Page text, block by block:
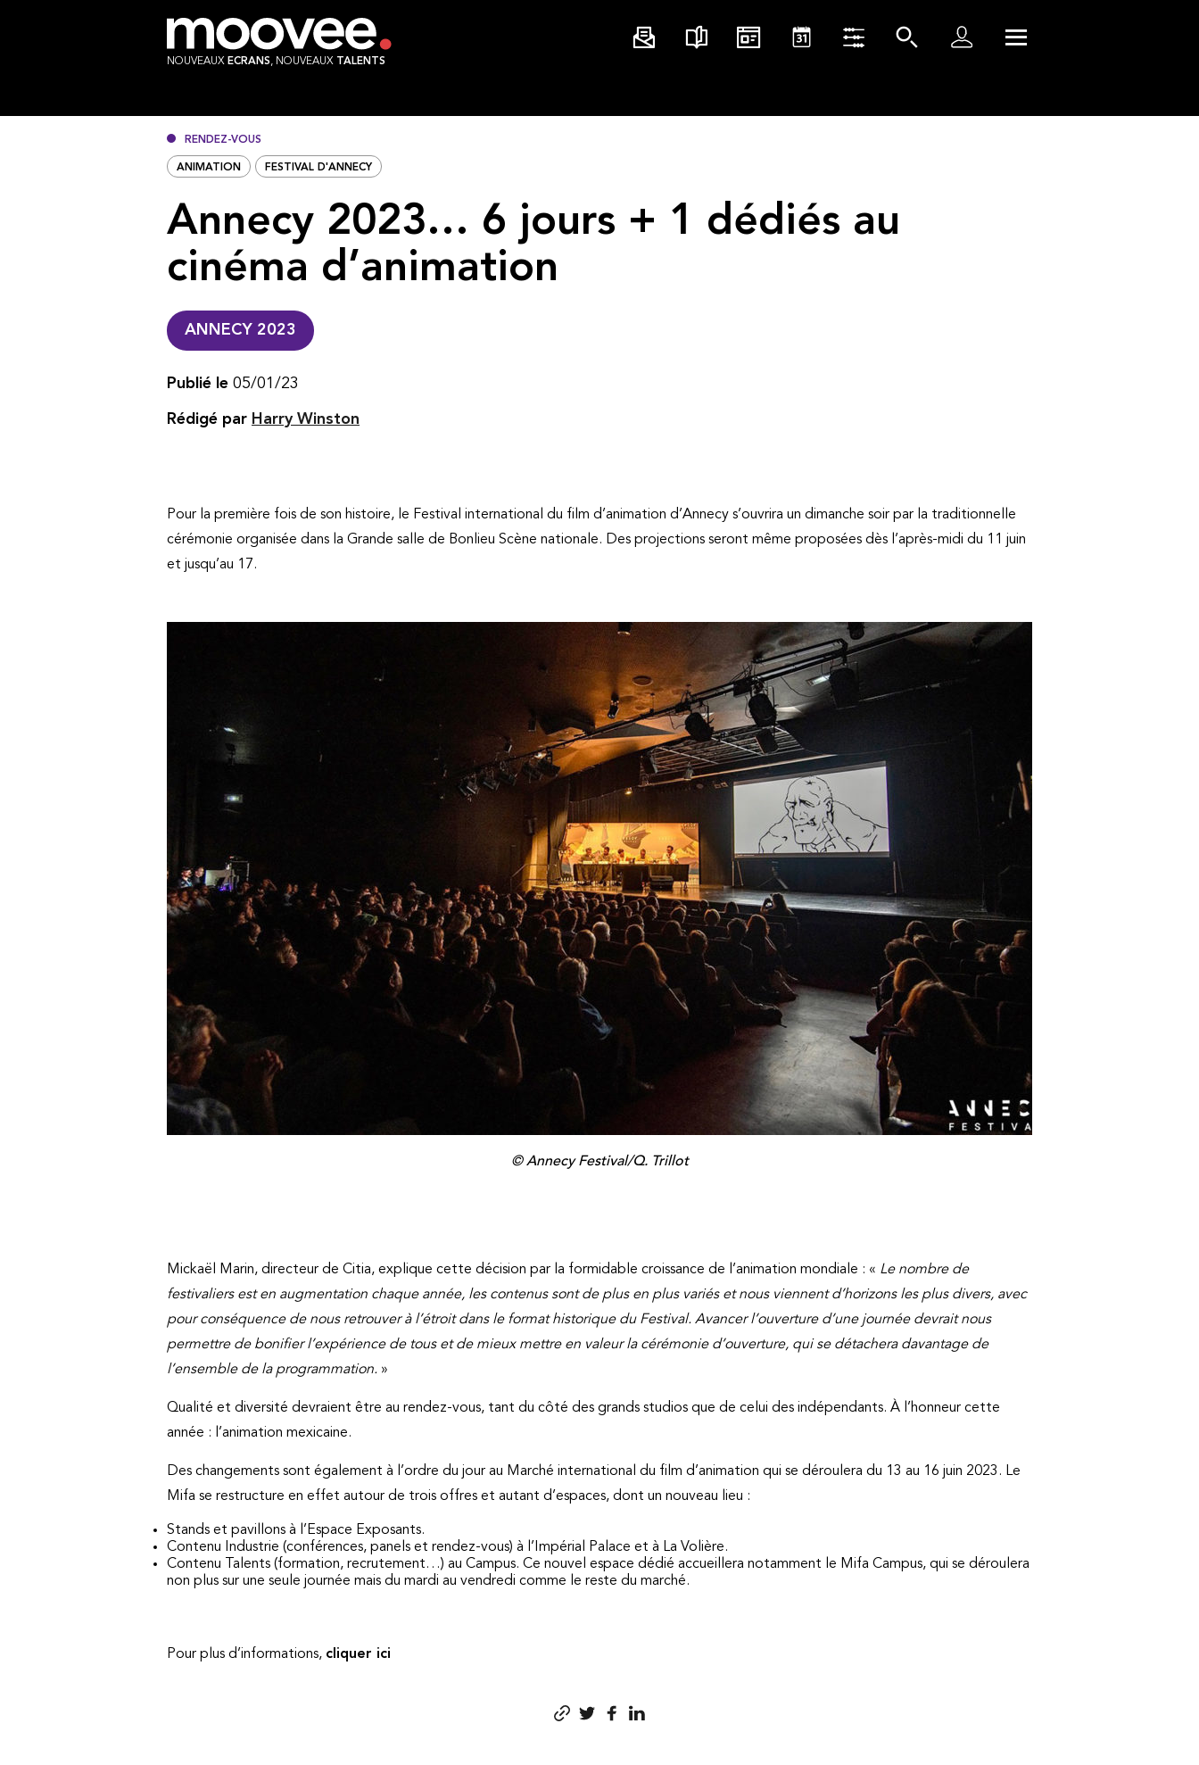
NOUVEAUX ECRANS, NOUVEAUX TALENTS
RENDEZ-VOUS
ANIMATION FESTIVAL D'ANNECY
Annecy 2023… 6 jours + 1 dédiés au
cinéma d’animation
ANNECY 2023
Publié le 05/01/23
Rédigé par Harry Winston
Pour la première fois de son histoire, le Festival international du film d’animation d’Annecy s’ouvrira un dimanche soir par la traditionnelle
cérémonie organisée dans la Grande salle de Bonlieu Scène nationale. Des projections seront même proposées dès l’après-midi du 11 juin
et jusqu’au 17.
© Annecy Festival/Q. Trillot
Mickaël Marin, directeur de Citia, explique cette décision par la formidable croissance de l’animation mondiale : « Le nombre de
festivaliers est en augmentation chaque année, les contenus sont de plus en plus variés et nous viennent d’horizons les plus divers, avec
pour conséquence de nous retrouver à l’étroit dans le format historique du Festival. Avancer l’ouverture d’une journée devrait nous
permettre de bonifier l’expérience de tous et de mieux mettre en valeur la cérémonie d’ouverture, qui se détachera davantage de
l’ensemble de la programmation. »
Qualité et diversité devraient être au rendez-vous, tant du côté des grands studios que de celui des indépendants. À l’honneur cette
année : l’animation mexicaine.
Des changements sont également à l’ordre du jour au Marché international du film d’animation qui se déroulera du 13 au 16 juin 2023. Le
Mifa se restructure en effet autour de trois offres et autant d’espaces, dont un nouveau lieu :
Stands et pavillons à l’Espace Exposants.
Contenu Industrie (conférences, panels et rendez-vous) à l’Impérial Palace et à La Volière.
Contenu Talents (formation, recrutement…) au Campus. Ce nouvel espace dédié accueillera notamment le Mifa Campus, qui se déroulera
non plus sur une seule journée mais du mardi au vendredi comme le reste du marché.
Pour plus d’informations, cliquer ici